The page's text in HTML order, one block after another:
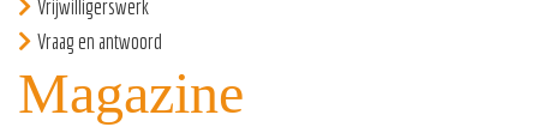
Vrijwilligerswerk
Vraag en antwoord
Magazine